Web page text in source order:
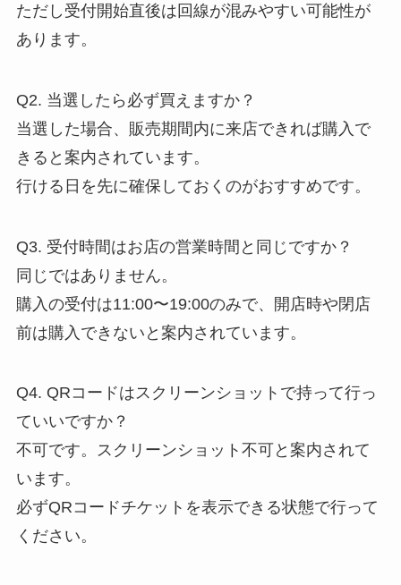
ただし受付開始直後は回線が混みやすい可能性が
あります。
Q2. 当選したら必ず買えますか？
当選した場合、販売期間内に来店できれば購入で
きると案内されています。
行ける日を先に確保しておくのがおすすめです。
Q3. 受付時間はお店の営業時間と同じですか？
同じではありません。
購入の受付は11:00〜19:00のみで、開店時や閉店
前は購入できないと案内されています。
Q4. QRコードはスクリーンショットで持って行っ
ていいですか？
不可です。スクリーンショット不可と案内されて
います。
必ずQRコードチケットを表示できる状態で行って
ください。